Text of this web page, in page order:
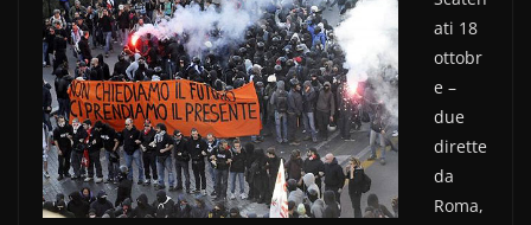
c
e
b
o
o
k
itt
er
n
di
vi
di
ati 18
ottobr
e –
due
dirette
da
Roma,